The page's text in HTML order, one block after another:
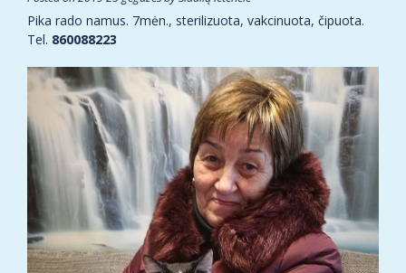
Pika rado namus. 7mėn., sterilizuota, vakcinuota, čipuota.
Tel. 860088223